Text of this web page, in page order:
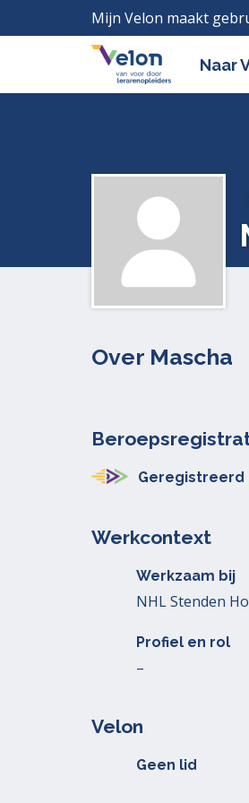
Mijn Velon maakt
Naar
Over Mascha
Werkcontext
Werkzaam bij
NHL Stenden
Profiel en rol
–
Velon
Geen lid